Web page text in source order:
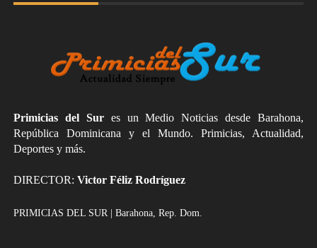
Primicias del Sures un Medio Noticias desde Barahona,
República Dominicana y el Mundo. Primicias, Actualidad,
Deportes y más.
DIRECTOR: Victor Féliz Rodríguez
PRIMICIAS DEL SUR | Barahona, Rep. Dom.